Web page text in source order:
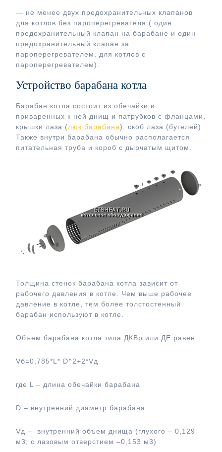
— не менее двух предохранительных клапанов
для котлов без пароперегревателя ( один
предохранительный клапан на барабане и один
предохранительный клапан за
пароперегревателем, для котлов с
пароперегревателем).
Устройство барабана котла
Барабан котла состоит из обечайки и
приваренных к ней днищ и патрубков с фланцами,
крышки лаза (люк барабана), скоб лаза (бугелей).
Также внутри барабана обычно располагается
питательная труба и короб с дырчатым щитом.
Толщина стенок барабана котла зависит от
рабочего давления в котле. Чем выше рабочее
давление в котле, тем более толстостенный
барабан используют в котле.
Объем барабана котла типа ДКВр или ДЕ равен:
Vб=0,785*L* D^2+2*Vд
где L – длина обечайки барабана
D – внутренний диаметр барабана
Vд – внутренний объем днища (глухого – 0,129
м3; с лазовым отверстием –0,153 м3)